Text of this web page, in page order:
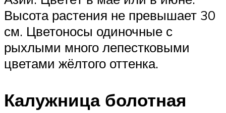
Высота растения не превышает 30
см. Цветоносы одиночные с
рыхлыми много лепестковыми
цветами жёлтого оттенка.
Калужница болотная